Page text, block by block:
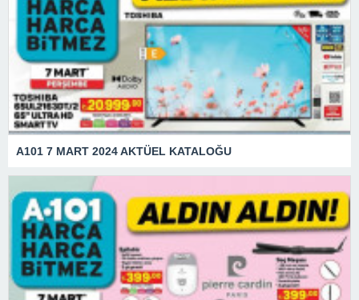
A101 7 MART 2024 AKTÜEL KATALOĞU